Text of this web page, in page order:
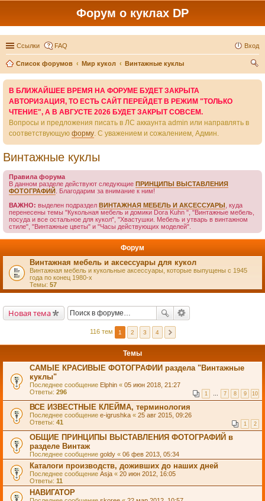
Форум о куклах DP
Ссылки FAQ Вход
Список форумов Мир кукол
Винтажные куклы
В БЛИЖАЙШЕЕ ВРЕМЯ НА ФОРУМЕ БУДЕТ ЗАКРЫТА
АВТОРИЗАЦИЯ, ТО ЕСТЬ САЙТ ПЕРЕЙДЕТ В РЕЖИМ "ТОЛЬКО
ЧТЕНИЕ", А В АВГУСТЕ 2026 БУДЕТ ЗАКРЫТ СОВСЕМ.
Вопросы и предложения писать в ЛС аккаунта admin или направлять в
соответствующую форму. С уважением и сожалением, Админ.
Винтажные куклы
Правила форума
В данном разделе действуют следующие ПРИНЦИПЫ ВЫСТАВЛЕНИЯ
ФОТОГРАФИЙ . Благодарим за внимание к ним!
ВАЖНО: выделен подраздел ВИНТАЖНАЯ МЕБЕЛЬ И АКСЕССУАРЫ , куда
перенесены темы "Кукольная мебель и домики Dora Kuhn ", "Винтажные мебель,
посуда и все остальное для кукол", "Хвастушки. Мебель и утварь в винтажном
стиле", "Винтажные цветы" и "Часы действующих моделей".
Форум
Винтажная мебель и аксессуары для кукол
Винтажная мебель и кукольные аксессуары, которые выпущены с 1945
года по конец 1980-х
Темы: 57
Новая тема
116 тем 1 2 3 4
Темы
САМЫЕ КРАСИВЫЕ ФОТОГРАФИИ раздела "Винтажные
куклы"
Последнее сообщение Elphin « 05 июн 2018, 21:27
Ответы: 296 1 … 7 8 9 10
ВСЕ ИЗВЕСТНЫЕ КЛЕЙМА, терминология
Последнее сообщение e-igrushka « 25 авг 2015, 09:26
Ответы: 41 1 2
ОБЩИЕ ПРИНЦИПЫ ВЫСТАВЛЕНИЯ ФОТОГРАФИЙ в
разделе Винтаж
Последнее сообщение goldy « 06 фев 2013, 05:34
Каталоги производств, доживших до наших дней
Последнее сообщение Asja « 20 июн 2012, 16:05
Ответы: 11
НАВИГАТОР